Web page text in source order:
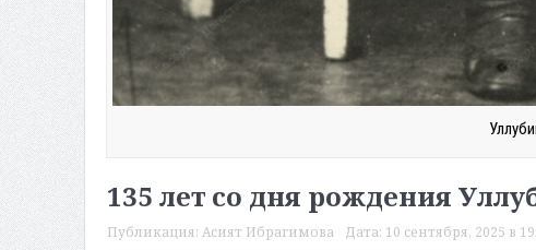
135 лет со дня рождения
Публикация: Асият Ибрагимова Дата: 10 сентября, 2025 в